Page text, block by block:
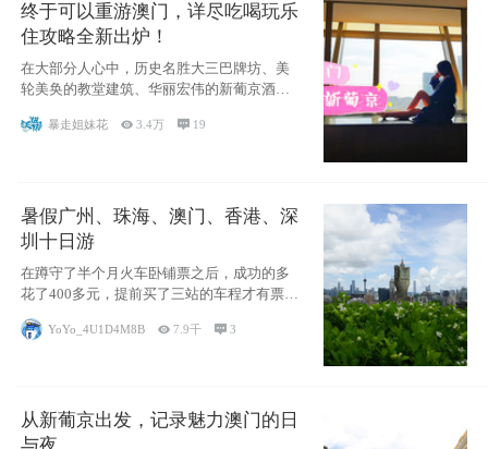
终于可以重游澳门，详尽吃喝玩乐
住攻略全新出炉！
在大部分人心中，历史名胜大三巴牌坊、美
轮美奂的教堂建筑、华丽宏伟的新葡京酒
暴走姐妹花 3.4万  19
暑假广州、珠海、澳门、香港、深
圳十日游
在蹲守了半个月火车卧铺票之后，成功的多
花了400多元，提前买了三站的车程才有票并
YoYo_4U1D4M8B 7.9千  3
从新葡京出发，记录魅力澳门的日